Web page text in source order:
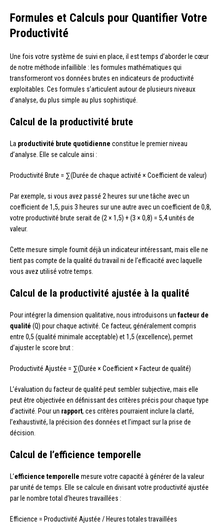
Formules et Calculs pour Quantifier Votre
Productivité
Une fois votre système de suivi en place, il est temps d’aborder le cœur
de notre méthode infaillible : les formules mathématiques qui
transformeront vos données brutes en indicateurs de productivité
exploitables. Ces formules s’articulent autour de plusieurs niveaux
d’analyse, du plus simple au plus sophistiqué.
Calcul de la productivité brute
La productivité brute quotidienne constitue le premier niveau
d’analyse. Elle se calcule ainsi :
Productivité Brute = ∑(Durée de chaque activité × Coefficient de valeur)
Par exemple, si vous avez passé 2 heures sur une tâche avec un
coefficient de 1,5, puis 3 heures sur une autre avec un coefficient de 0,8,
votre productivité brute serait de (2 × 1,5) + (3 × 0,8) = 5,4 unités de
valeur.
Cette mesure simple fournit déjà un indicateur intéressant, mais elle ne
tient pas compte de la qualité du travail ni de l’efficacité avec laquelle
vous avez utilisé votre temps.
Calcul de la productivité ajustée à la qualité
Pour intégrer la dimension qualitative, nous introduisons un facteur de
qualité (Q) pour chaque activité. Ce facteur, généralement compris
entre 0,5 (qualité minimale acceptable) et 1,5 (excellence), permet
d’ajuster le score brut :
Productivité Ajustée = ∑(Durée × Coefficient × Facteur de qualité)
L’évaluation du facteur de qualité peut sembler subjective, mais elle
peut être objectivée en définissant des critères précis pour chaque type
d’activité. Pour un rapport, ces critères pourraient inclure la clarté,
l’exhaustivité, la précision des données et l’impact sur la prise de
décision.
Calcul de l’efficience temporelle
L’efficience temporelle mesure votre capacité à générer de la valeur
par unité de temps. Elle se calcule en divisant votre productivité ajustée
par le nombre total d’heures travaillées :
Efficience = Productivité Ajustée / Heures totales travaillées